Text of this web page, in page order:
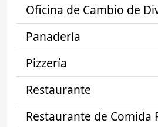
Oficina de Cambio de
Panadería
Pizzería
Restaurante
Restaurante de Comida